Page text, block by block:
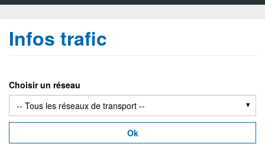
Infos trafic
Choisir un réseau
Ok